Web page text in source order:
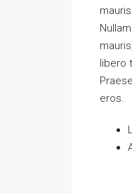
libero
eros.